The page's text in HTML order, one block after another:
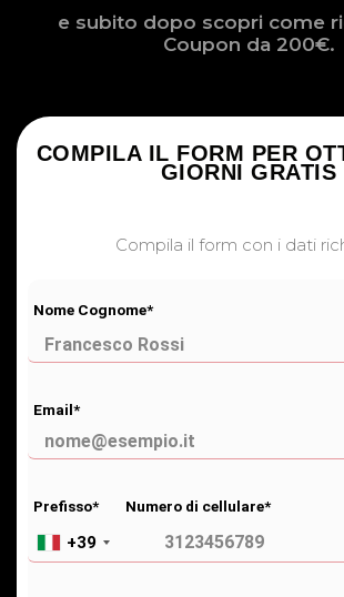
e subito dopo scopri come
Coupon da 200€.
COMPILA IL FORM PER
GIORNI GRATIS
Compila il form con i dati
Nome Cognome*
Email*
Prefisso* Numero di cellulare*
+39